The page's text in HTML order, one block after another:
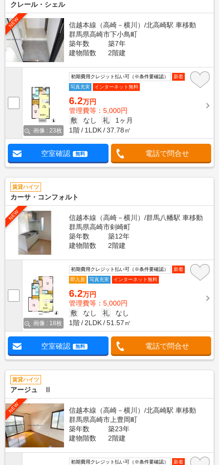
クレール・シェル
NEW
信越本線（高崎－横川）/北高崎駅 車移動
群馬県高崎市下小鳥町
築年数
築7年
建物階数
2階建
画像 : 23枚
初期費用クレジット払い可（※条件要確認）
新着
写真充実
インターネット無料
6.2万円
管理費等：5,000円
敷
なし 礼
1ヶ月
1階
1LDK 37.78㎡
空室確認 無料 電話で問合せ
賃貸ハイツ
カーサ・コンフォルト
NEW
信越本線（高崎－横川）/群馬八幡駅 車移動
群馬県高崎市剣崎町
築年数
築12年
建物階数
2階建
画像 : 18枚
初期費用クレジット払い可（※条件要確認）
新着
即入居
写真充実 インターネット無料
6.2万円
管理費等：5,000円
敷
なし 礼
なし
1階
2LDK 51.57㎡
空室確認 無料 電話で問合せ
賃貸ハイツ
アージュ Ⅱ
NEW
信越本線（高崎－横川）/北高崎駅 車移動
群馬県高崎市上豊岡町
築年数
築23年
建物階数
2階建
初期費用クレジット払い可（※条件要確認）
新着